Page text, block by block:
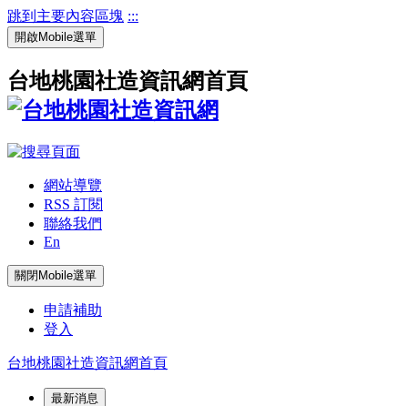
跳到主要內容區塊 :::
開啟Mobile選單
台地桃園社造資訊網首頁
網站導覽
RSS 訂閱
聯絡我們
En
關閉Mobile選單
申請補助
登入
台地桃園社造資訊網首頁
最新消息